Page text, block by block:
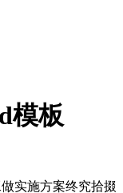
模板
实施方案终究拾掇